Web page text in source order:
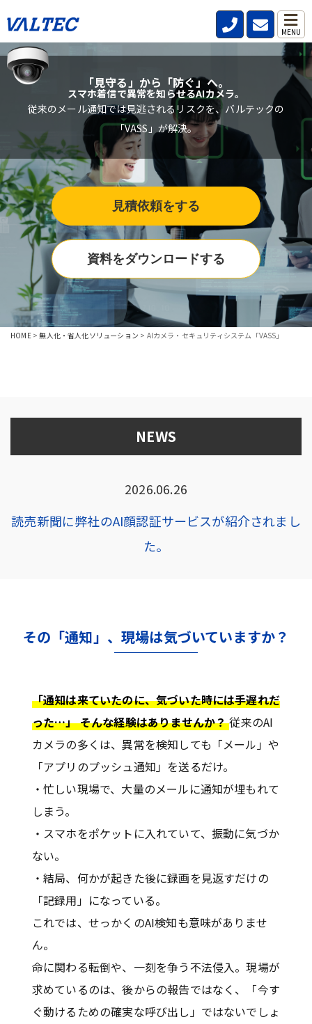
MENU
HOME>無人化・省人化ソリューション > AIカメラ・セキュリティシステム「VASS」
「見守る」から「防ぐ」へ。
スマホ着信で異常を知らせるAIカメラ。
従来のメール通知では見逃されるリスクを、バルテックの
「VASS」が解決。
見積依頼をする
資料をダウンロードする
NEWS
2026.06.26
読売新聞に弊社のAI顔認証サービスが紹介されまし
た。
その「通知」、現場は気づいていますか？
「通知は来ていたのに、気づいた時には手遅れだ
った…」 そんな経験はありませんか？従来のAI
カメラの多くは、異常を検知しても「メール」や
「アプリのプッシュ通知」を送るだけ。
・忙しい現場で、大量のメールに通知が埋もれて
しまう。
・スマホをポケットに入れていて、振動に気づか
ない。
・結局、何かが起きた後に録画を見返すだけの
「記録用」になっている。
これでは、せっかくのAI検知も意味がありませ
ん。
命に関わる転倒や、一刻を争う不法侵入。現場が
求めているのは、後からの報告ではなく、「今す
ぐ動けるための確実な呼び出し」ではないでしょ